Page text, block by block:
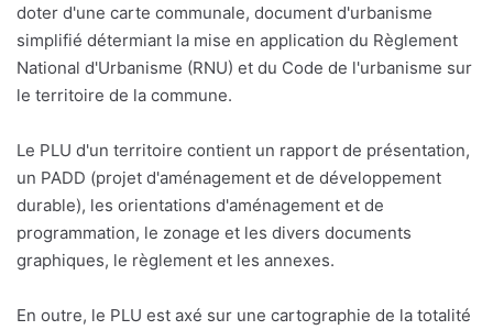
doter d'une carte communale, document d'urbanisme
simplifié détermiant la mise en application du Règlement
National d'Urbanisme (RNU) et du Code de l'urbanisme sur
le territoire de la commune.
Le PLU d'un territoire contient un rapport de présentation,
un PADD (projet d'aménagement et de développement
durable), les orientations d'aménagement et de
programmation, le zonage et les divers documents
graphiques, le règlement et les annexes.
En outre, le PLU est axé sur une cartographie de la totalité